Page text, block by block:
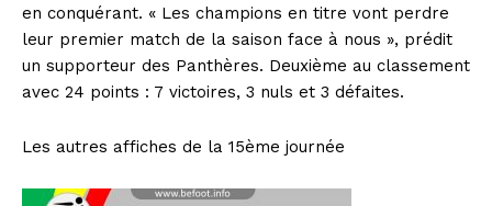
en conquérant. « Les champions en titre vont perdre
leur premier match de la saison face à nous », prédit
un supporteur des Panthères. Deuxième au classement
avec 24 points : 7 victoires, 3 nuls et 3 défaites.
Les autres affiches de la 15ème journée